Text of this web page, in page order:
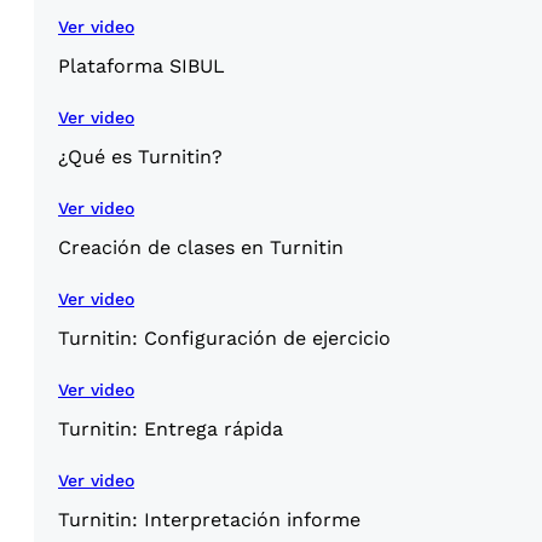
Ver video
Plataforma SIBUL
Ver video
¿Qué es Turnitin?
Ver video
Creación de clases en Turnitin
Ver video
Turnitin: Configuración de ejercicio
Ver video
Turnitin: Entrega rápida
Ver video
Turnitin: Interpretación informe